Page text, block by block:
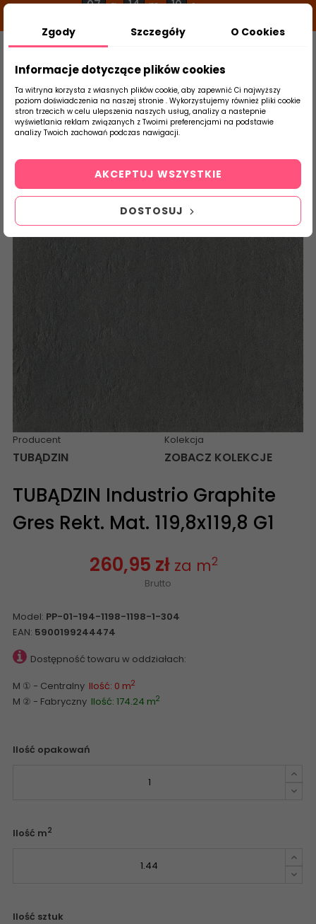
07 g 14 m 10 s
Szukaj
produktu
Strona Główna Salon / Taras Tubądzin
Producent
TUBĄDZIN
Kolekcja
ZOBACZ KOLEKCJE
TUBĄDZIN Industrio Graphite
Gres Rekt. Mat. 119,8x119,8 G1
260,95 zł za m2
Brutto
Model: PP-01-194-1198-1198-1-304
EAN: 5900199244474
Dostępność towaru w oddziałach:
M ① - Centralny Ilość: 0 m2
M ② - Fabryczny Ilość: 174.24 m2
Ilość opakowań
Ilość m2
Ilość sztuk
Zgody Szczegóły O Cookies
Informacje dotyczące plików cookies
Ta witryna korzysta z własnych plików cookie, aby zapewnić Ci najwyższy
poziom doświadczenia na naszej stronie . Wykorzystujemy również pliki cookie
stron trzecich w celu ulepszenia naszych usług, analizy a nastepnie
wyświetlania reklam związanych z Twoimi preferencjami na podstawie
analizy Twoich zachowań podczas nawigacji.
DOSTOSUJ
AKCEPTUJ WSZYSTKIE